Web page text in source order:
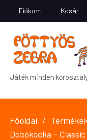
Fiókom Kosár
Játék minden
Főoldal
Dobókocka –